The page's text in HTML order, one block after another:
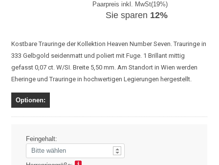
Paarpreis inkl. MwSt(19%)
Sie sparen 12%
Kostbare Trauringe der Kollektion Heaven Number Seven. Trauringe in
333 Gelbgold seidenmatt und poliert mit Fuge. 1 Brillant mittig
gefasst 0,07 ct. W/SI. Breite 5,50 mm. Am Standort in Wien werden
Eheringe und Trauringe in hochwertigen Legierungen hergestellt.
Optionen:
Feingehalt: